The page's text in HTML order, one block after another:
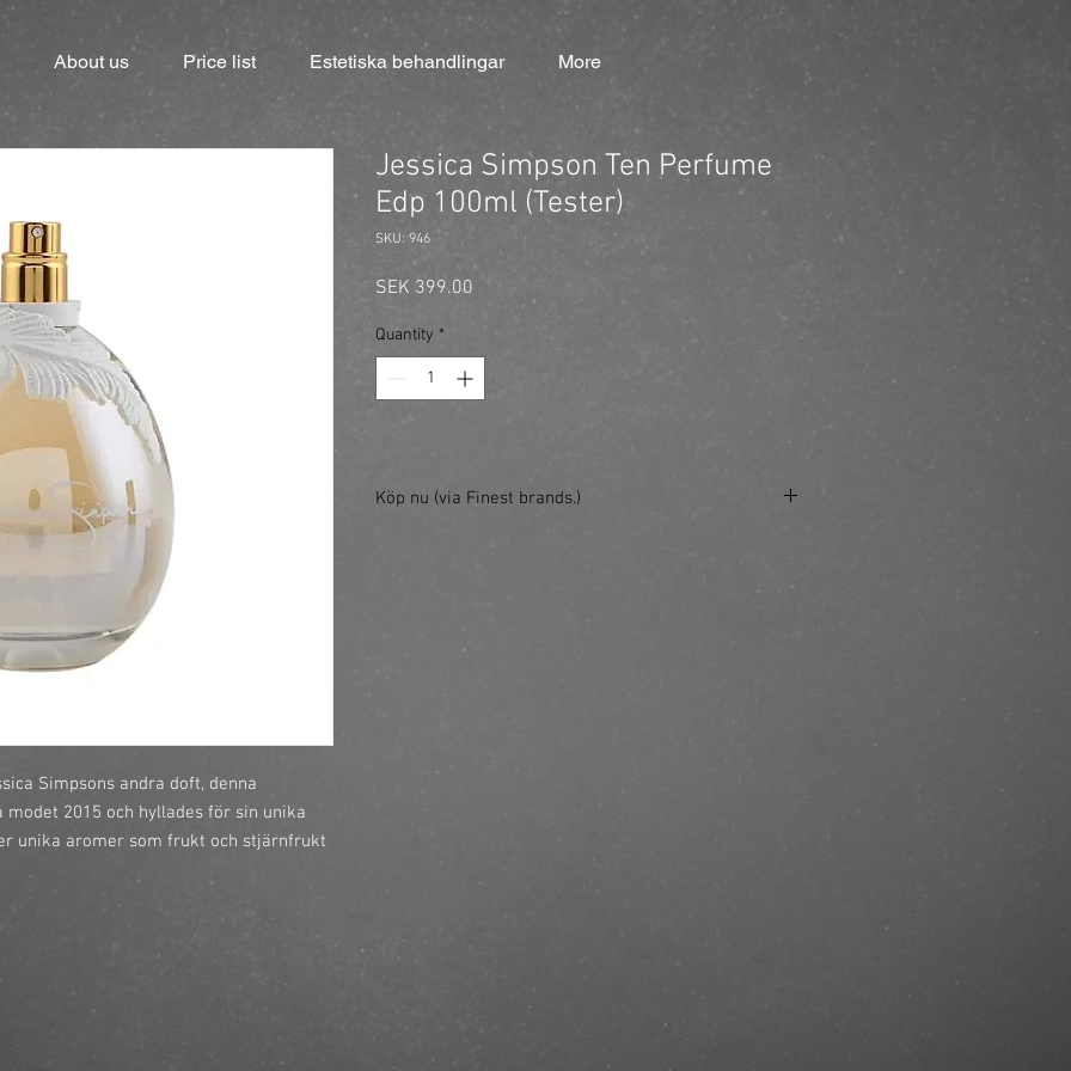
About us Price list Estetiska behandlingar More
Simpsons andra doft, denna
2015 och hyllades för sin unika
unika aromer som frukt och stjärnfrukt
Jessica Simpson Ten Perfume
Edp 100ml (Tester)
SKU: 946
SEK 399.00 Price
Quantity *
Köp nu (via Finest brands.)